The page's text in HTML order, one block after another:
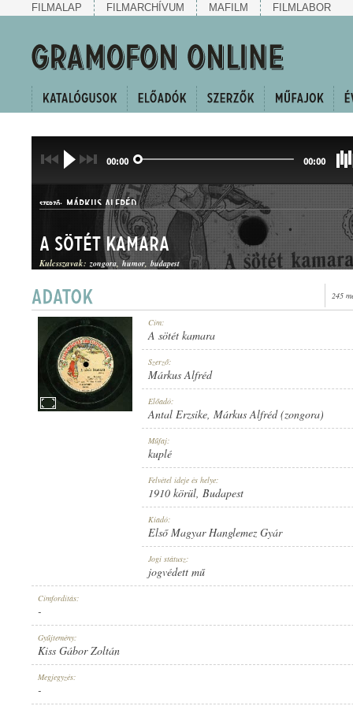
FILMALAP FILMARCHÍVUM MAFILM FILMLABOR
00:00 00:00
SZERZŐ: MÁRKUS ALFRÉD
KUPLÉ
ELSŐ MAGYAR HANGLEMEZ GYÁR
LEMEZSZÁM:
A sötét kamara
Kulcsszavak: zongora humor budapest
245
Cím:
A sötét kamara
Szerző:
Márkus Alfréd
Előadó:
Antal Erzsike, Márkus Alfréd (zongora)
Műfaj:
kuplé
Felvétel ideje és helye:
1910 körül, Budapest
Kiadó:
Első Magyar Hanglemez Gyár
Jogi státusz:
jogvédett mű
Címfordítás:
-
Gyűjtemény:
Kiss Gábor Zoltán
Megjegyzés:
-